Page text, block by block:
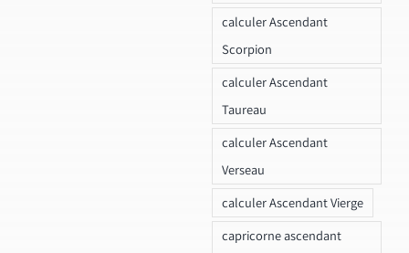
calculer Ascendant
Scorpion
calculer Ascendant
Taureau
calculer Ascendant
Verseau
calculer Ascendant Vierge
capricorne ascendant